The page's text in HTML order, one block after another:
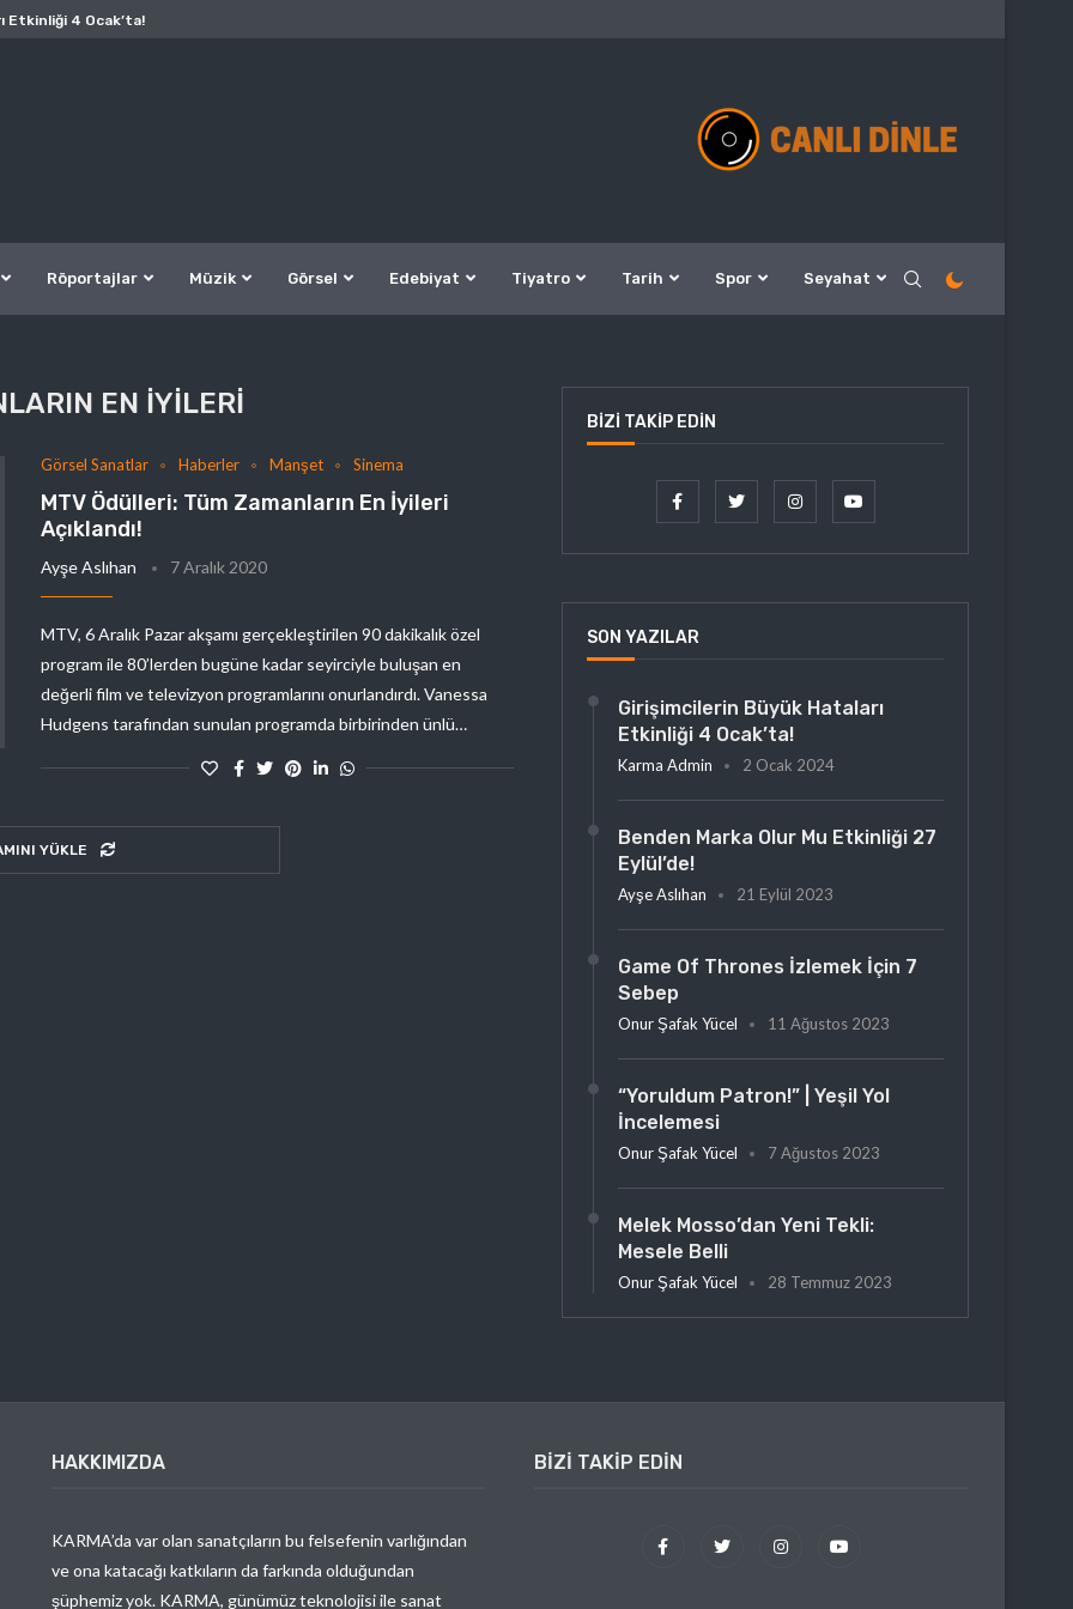
Etkinliği 4 Ocak’ta!
Röportajlar Müzik Görsel Edebiyat Tiyatro Tarih Spor Seyahat
EN IYILERI
Görsel Sanatlar Haberler Manşet Sinema
MTV Ödülleri: Tüm Zamanların En İyileri
Açıklandı!
Ayşe Aslıhan 7 Aralık 2020
MTV, 6 Aralık Pazar akşamı gerçekleştirilen 90 dakikalık özel
program ile 80’lerden bugüne kadar seyirciyle buluşan en
değerli film ve televizyon programlarını onurlandırdı. Vanessa
Hudgens tarafından sunulan programda birbirinden ünlü…
YÜKLE
BIZI TAKIP EDIN
SON YAZILAR
Girişimcilerin Büyük Hataları
Etkinliği 4 Ocak’ta!
Karma Admin 2 Ocak 2024
Benden Marka Olur Mu Etkinliği 27
Eylül’de!
Ayşe Aslıhan 21 Eylül 2023
Game Of Thrones İzlemek İçin 7
Sebep
Onur Şafak Yücel 11 Ağustos 2023
“Yoruldum Patron!” | Yeşil Yol
İncelemesi
Onur Şafak Yücel 7 Ağustos 2023
Melek Mosso’dan Yeni Tekli:
Mesele Belli
Onur Şafak Yücel 28 Temmuz 2023
HAKKIMIZDA
KARMA’da var olan sanatçıların bu felsefenin varlığından
ve ona katacağı katkıların da farkında olduğundan
şüphemiz yok. KARMA, günümüz teknolojisi ile sanat
BIZI TAKIP EDIN